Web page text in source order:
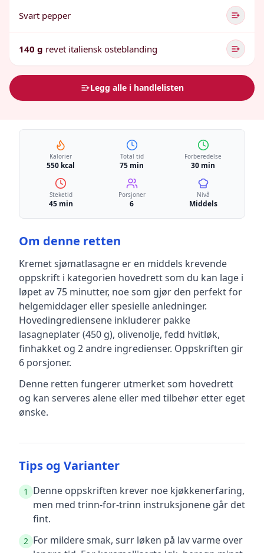
Svart pepper
140 g revet italiensk osteblanding
Legg alle i handlelisten
Kalorier
550 kcal
Total tid
75 min
Forberedelse
30 min
Steketid
45 min
Porsjoner
6
Nivå
Middels
Om denne retten
Kremet sjømatlasagne er en middels krevende
oppskrift i kategorien hovedrettsom du kan lage i
løpet av 75 minutter, noe som gjør den perfekt for
helgemiddager eller spesielle anledninger.
Hovedingrediensene inkluderer pakke
lasagneplater (450 g), olivenolje, fedd hvitløk,
finhakket og 2 andre ingredienser. Oppskriften gir
6 porsjoner.
Denne retten fungerer utmerket som hovedrett
og kan serveres alene eller med tilbehør etter eget
ønske.
Tips og Varianter
1
Denne oppskriften krever noe kjøkkenerfaring,
men med trinn-for-trinn instruksjonene går det
fint.
2 For mildere smak, surr løken på lav varme over